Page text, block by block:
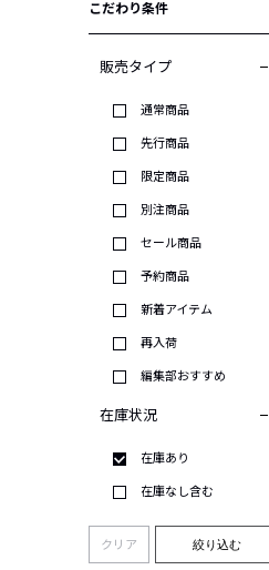
こだわり条件
販売タイプ
通常商品
先行商品
限定商品
別注商品
セール商品
予約商品
新着アイテム
再入荷
編集部おすすめ
在庫状況
在庫あり
在庫なし含む
クリア 絞り込む